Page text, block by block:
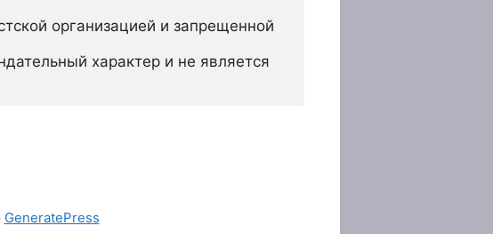
организацией и запрещенной
характер и не является
GeneratePress